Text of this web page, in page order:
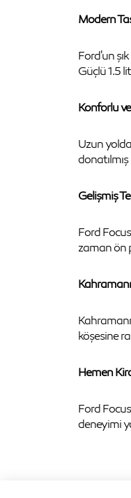
Modern
Ford'un
Güçlü 1.5
Konforlu
Uzun
Gelişmiş
Ford
zaman ön
köşesine
Hemen
Ford
deneyimi